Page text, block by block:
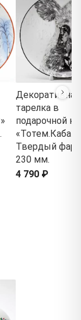
Декоративная
тарелка в
подарочной
«Тотем.Кабан»
Твердый
230 мм.
4 790 ₽